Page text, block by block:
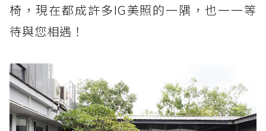
椅，現在都成許多IG美照的一隅，也一一等
待與您相遇！